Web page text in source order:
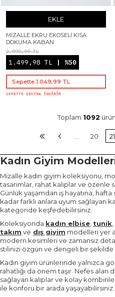
EKLE
MIZALLE EKRU EKOSELI KISA
DOKUMA KABAN
2.999,99 TL
1.499,98 TL | %50
Sepette 1.049,99 TL
SEPETTE EKSTRA İNDİRİM
Toplam 1092
20 21
Kadın Giyim
Mizalle kadın giyim koleksiyonu,
tasarımlar, rahat kalıplar ve özenle
Günlük yaşamdan iş hayatına,
kadar farklı anlara uyum sağlayan
kategoride keşfedebilirsiniz.
Koleksiyonda kadın elbise tunik
takım ve dış giyim modelleri yer
modern kesimleri ve zamansız
stilinizi özgün ve dengeli bir şekilde
Kadın giyim ürünlerinde yalnızca
rahatlığı da önem taşır. Nefes
sağlayan kalıplar ve kolay
ile konforu bir arada yaşayabilirsiniz.